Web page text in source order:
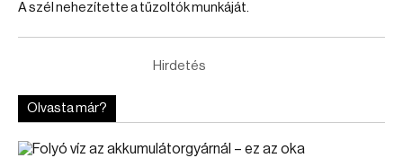
A szél nehezítette a tűzoltók munkáját.
Hirdetés
Olvasta már?